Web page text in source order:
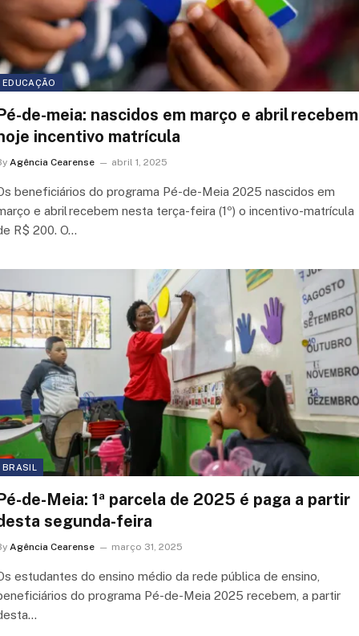
EDUCAÇÃO
de-meia: nascidos em março e abril recebem
incentivo matrícula
Agência Cearense abril 1, 2025
beneficiários do programa Pé-de-Meia 2025 nascidos em
e abril recebem nesta terça-feira (1º) o incentivo-matrícula
R$ 200. O…
BRASIL
de-Meia: 1ª parcela de 2025 é paga a partir
segunda-feira
Agência Cearense março 31, 2025
estudantes do ensino médio da rede pública de ensino,
do programa Pé-de-Meia 2025 recebem, a partir